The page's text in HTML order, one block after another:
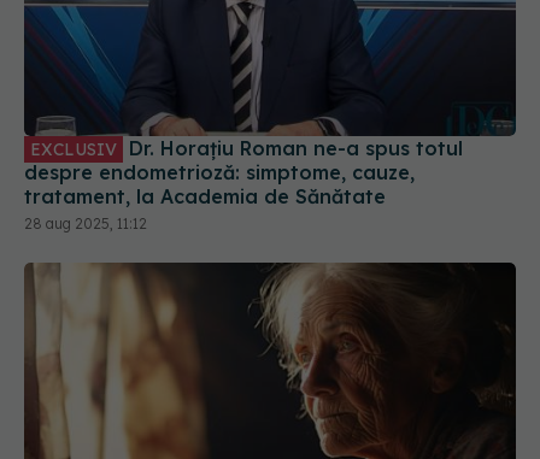
EXCLUSIV
despre endometrioză: simptome, cauze,
tratament, la Academia de Sănătate
28 aug 2025, 11:12